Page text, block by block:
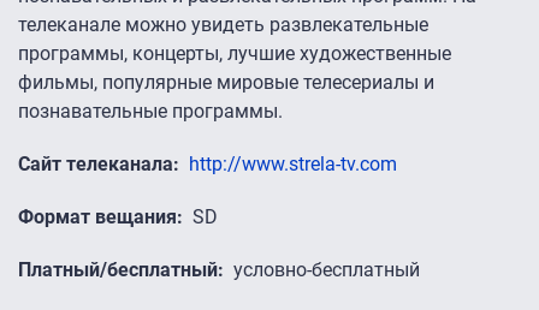
телеканале можно увидеть развлекательные
программы, концерты, лучшие художественные
фильмы, популярные мировые телесериалы и
познавательные программы.
Сайт телеканала http://www.strela-tv.com
Формат вещания SD
Платный/бесплатный условно-бесплатный